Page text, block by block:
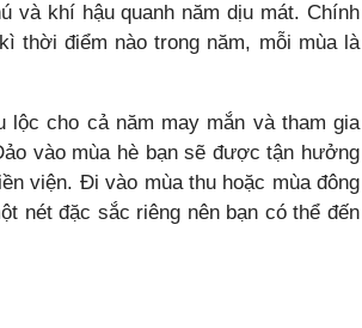
và khí hậu quanh năm dịu mát. Chính
thời điểm nào trong năm, mỗi mùa là
cho cả năm may mắn và tham gia
vào mùa hè bạn sẽ được tận hưởng
viện. Đi vào mùa thu hoặc mùa đông
nét đặc sắc riêng nên bạn có thể đến